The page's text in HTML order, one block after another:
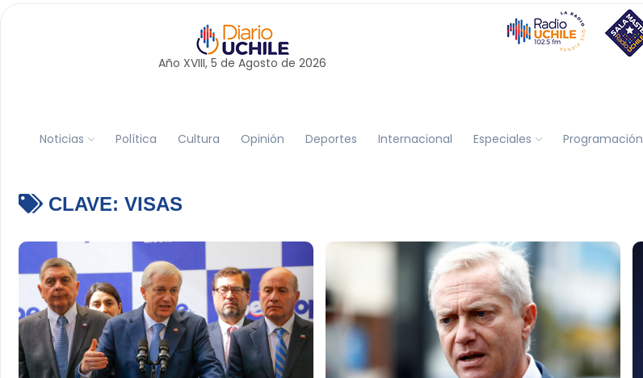
Año XVIII, 5 de Agosto de 2026
Noticias Política Cultura Opinión Deportes Internacional Especiales Programación
CLAVE: VISAS